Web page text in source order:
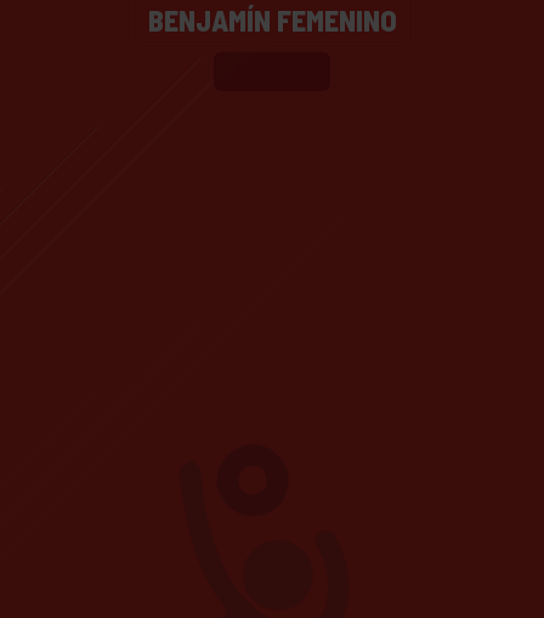
BENJAMÍN FEMENINO